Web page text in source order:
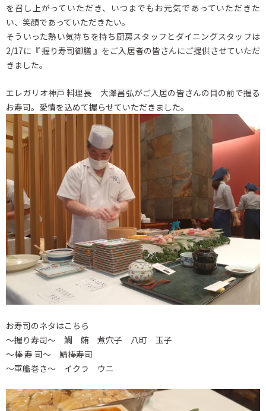
を召し上がっていただき、いつまでもお元気であっていただきた
い、笑顔であっていただきたい。
そういった熱い気持ちを持ち厨房スタッフとダイニングスタッフは
2/17に『 握り寿司御膳 』をご入居者の皆さんにご提供させていただ
きました。
エレガリオ神戸 料理長 大澤昌弘がご入居の皆さんの目の前で握る
お寿司。愛情を込めて握らせていただきました。
お寿司のネタはこちら
～握り寿司～ 鯛 鮪 煮穴子 八町 玉子
～棒 寿 司～ 鯖棒寿司
～軍艦巻き～ イクラ ウニ